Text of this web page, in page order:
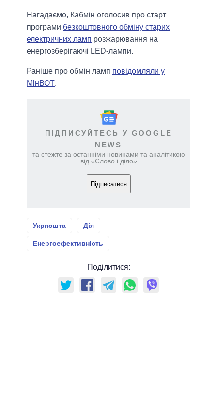
Нагадаємо, Кабмін оголосив про старт
програми безкоштовного обміну старих
електричних ламп розжарювання на
енергозберігаючі LED-лампи.
Раніше про обмін ламп повідомляли у
МінВОТ.
ПІДПИСУЙТЕСЬ У GOOGLE
NEWS
та стежте за останніми новинами та аналітикою
від «Слово і діло»
Підписатися
Укрпошта Дія
Енергоефективність
Поділитися: